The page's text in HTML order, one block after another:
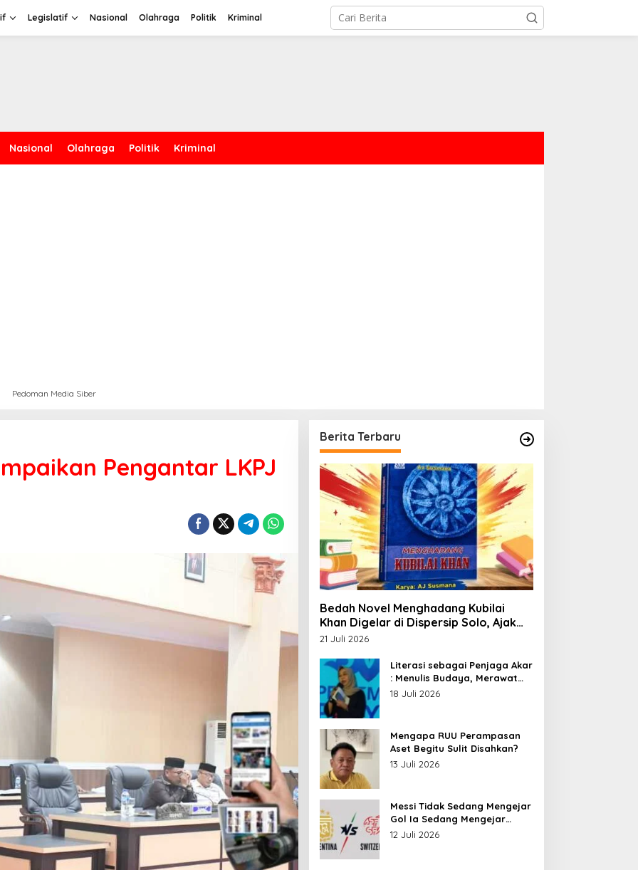
Legislatif Nasional Olahraga Politik Kriminal
Nasional Olahraga Politik Kriminal
Pedoman Media Siber
Pengantar LKPJ
Berita Terbaru
Bedah Novel Menghadang Kubilai
Khan Digelar di Dispersip Solo, Ajak
Publik Menyelami Heroisme Leluhur
21 Juli 2026
Literasi sebagai Penjaga Akar
: Menulis Budaya, Merawat
Identitas
18 Juli 2026
Mengapa RUU Perampasan
Aset Begitu Sulit Disahkan?
13 Juli 2026
Messi Tidak Sedang Mengejar
Gol Ia Sedang Mengejar
Keabadian
12 Juli 2026